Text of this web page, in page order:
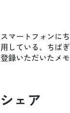
マートフォンに
している、ちば
録いただいたメ
ェア